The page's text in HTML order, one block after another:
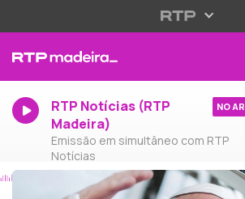
RTP Notícias (RTP
Madeira)
Emissão em simultâneo com RTP
Notícias
NO AR